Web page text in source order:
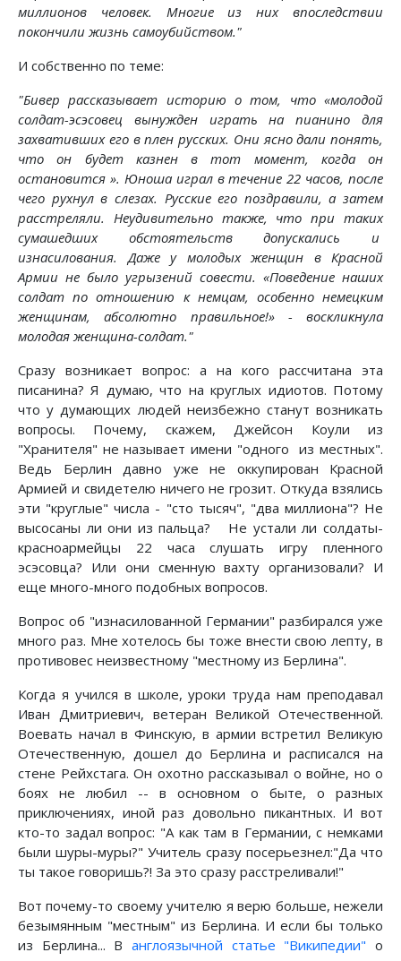
миллионов человек.
Многие из них впоследствии
покончили жизнь самоубийством."
И собственно по теме:
"Бивер рассказывает историю о том, что «молодой
солдат-эсэсовец вынужден играть на пианино для
захвативших его в плен русских. Они ясно дали понять,
что он будет казнен в тот момент, когда он
остановится ». Юноша играл в течение 22 часов, после
чего рухнул в слезах. Русские его поздравили, а затем
расстреляли. Неудивительно также, что при таких
сумашедших обстоятельств допускались и
изнасилования.
Даже у молодых женщин в Красной
Армии не было угрызений совести. «Поведение наших
солдат по отношению к немцам, особенно немецким
женщинам, абсолютно правильное!» - воскликнула
молодая женщина-солдат."
Сразу возникает вопрос: а на кого рассчитана эта
писанина? Я думаю, что на круглых идиотов. Потому
что у думающих людей неизбежно станут возникать
вопросы. Почему, скажем, Джейсон Коули из
"Хранителя" не называет имени "одного из местных".
Ведь Берлин давно уже не оккупирован Красной
Армией и свидетелю ничего не грозит. Откуда взялись
эти "круглые" числа - "сто тысяч", "два миллиона"? Не
высосаны ли они из пальца? Не устали ли солдаты-
красноармейцы 22 часа слушать игру пленного
эсэсовца? Или они сменную вахту организовали? И
еще много-много подобных вопросов.
Вопрос об "изнасилованной Германии" разбирался уже
много раз. Мне хотелось бы тоже внести свою лепту, в
противовес неизвестному "местному из Берлина".
Когда я учился в школе, уроки труда нам преподавал
Иван Дмитриевич, ветеран Великой Отечественной.
Воевать начал в Финскую, в армии встретил Великую
Отечественную, дошел до Берлина и расписался на
стене Рейхстага. Он охотно рассказывал о войне, но о
боях не любил -- в основном о быте, о разных
приключениях, иной раз довольно пикантных. И вот
кто-то задал вопрос: "А как там в Германии, с немками
были шуры-муры?" Учитель сразу посерьезнел:"Да что
ты такое говоришь?! За это сразу расстреливали!"
Вот почему-то своему учителю я верю больше, нежели
безымянным "местным" из Берлина. И если бы только
из Берлина... В англоязычной статье "Википедии" о